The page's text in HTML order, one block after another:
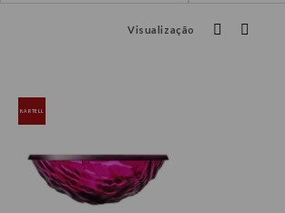
Visualização
KARTELL